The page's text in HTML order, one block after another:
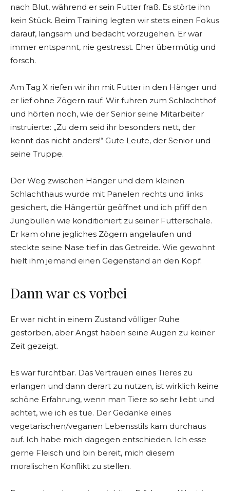
nach Blut, während er sein Futter fraß. Es störte ihn
kein Stück. Beim Training legten wir stets einen Fokus
darauf, langsam und bedacht vorzugehen. Er war
immer entspannt, nie gestresst. Eher übermütig und
forsch.
Am Tag X riefen wir ihn mit Futter in den Hänger und
er lief ohne Zögern rauf. Wir fuhren zum Schlachthof
und hörten noch, wie der Senior seine Mitarbeiter
instruierte: „Zu dem seid ihr besonders nett, der
kennt das nicht anders!“ Gute Leute, der Senior und
seine Truppe.
Der Weg zwischen Hänger und dem kleinen
Schlachthaus wurde mit Panelen rechts und links
gesichert, die Hängertür geöffnet und ich pfiff den
Jungbullen wie konditioniert zu seiner Futterschale.
Er kam ohne jegliches Zögern angelaufen und
steckte seine Nase tief in das Getreide. Wie gewohnt
hielt ihm jemand einen Gegenstand an den Kopf.
Dann war es vorbei
Er war nicht in einem Zustand völliger Ruhe
gestorben, aber Angst haben seine Augen zu keiner
Zeit gezeigt.
Es war furchtbar. Das Vertrauen eines Tieres zu
erlangen und dann derart zu nutzen, ist wirklich keine
schöne Erfahrung, wenn man Tiere so sehr liebt und
achtet, wie ich es tue. Der Gedanke eines
vegetarischen/veganen Lebensstils kam durchaus
auf. Ich habe mich dagegen entschieden. Ich esse
gerne Fleisch und bin bereit, mich diesem
moralischen Konflikt zu stellen.